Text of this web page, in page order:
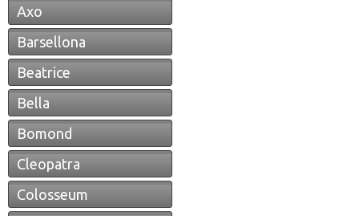
Axo
Barsellona
Beatrice
Bella
Bomond
Cleopatra
Colosseum